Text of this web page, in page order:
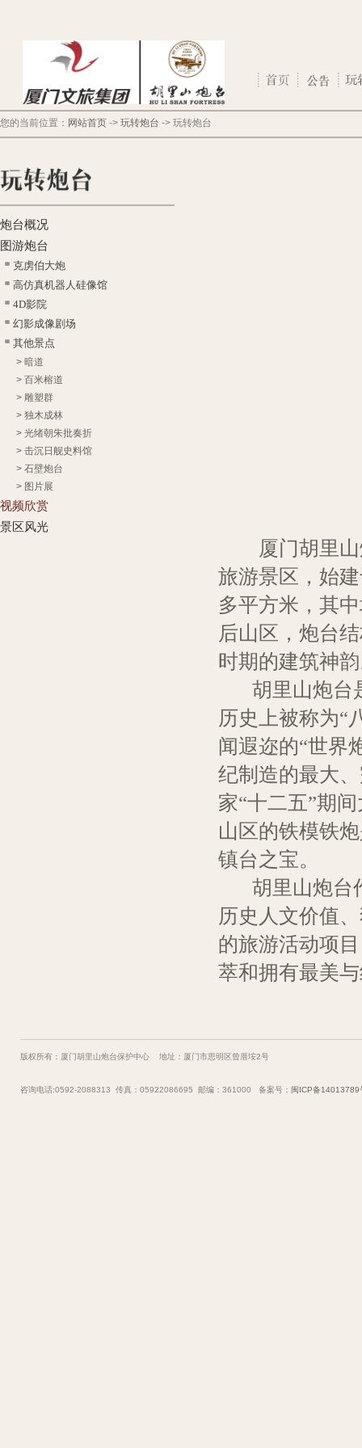
您的当前位置： 网站首页 -> 玩转炮台 -> 玩转炮台
炮台概况
图游炮台
克虏伯大炮
高仿真机器人硅像馆
4D影院
幻影成像剧场
其他景点
> 暗道
> 百米榕道
> 雕塑群
> 独木成林
> 光绪朝朱批奏折
> 击沉日舰史料馆
> 石壁炮台
> 图片展
视频欣赏
景区风光
厦门胡里山
旅游景区，始
多平方米，其
后山区，炮台
时期的建筑神
胡里山炮台
历史上被称为“
闻遐迩的“世界
纪制造的最大
家“十二五”期
山区的铁模铁
镇台之宝。
胡里山炮台
历史人文价值
的旅游活动项
萃和拥有最美
版权所有：厦门胡里山炮台保护中心 地址：厦门市思明区曾厝垵2号
咨询电话:0592-2088313 传真：05922086695 邮编：361000 备案号： 闽ICP备14013789